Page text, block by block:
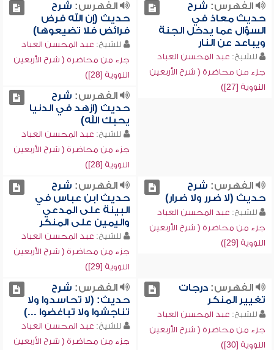
الفهرس: شرح
حديث معاذ في
السؤال عما يدخل الجنة
ويباعد عن النار
للشيخ: عبد المحسن العباد
جزء من محاضرة ( شرح الأربعين
النووية [27])
الفهرس: شرح
حديث (إن الله فرض
فرائض فلا تضيعوها)
للشيخ: عبد المحسن العباد
جزء من محاضرة ( شرح الأربعين
النووية [28])
الفهرس: شرح
حديث (ازهد في الدنيا
يحبك الله)
للشيخ: عبد المحسن العباد
جزء من محاضرة ( شرح الأربعين
النووية [28])
الفهرس: شرح
حديث (لا ضرر ولا ضرار)
للشيخ: عبد المحسن العباد
جزء من محاضرة ( شرح الأربعين
النووية [29])
الفهرس: شرح
حديث ابن عباس في
البينة على المدعي
واليمين على المنكر
للشيخ: عبد المحسن العباد
جزء من محاضرة ( شرح الأربعين
النووية [29])
الفهرس:درجات
تغيير المنكر
للشيخ: عبد المحسن العباد
جزء من محاضرة ( شرح الأربعين
النووية [30])
الفهرس: شرح
حديث: (لا تحاسدوا ولا
تناجشوا ولا تباغضوا ...)
للشيخ: عبد المحسن العباد
جزء من محاضرة ( شرح الأربعين